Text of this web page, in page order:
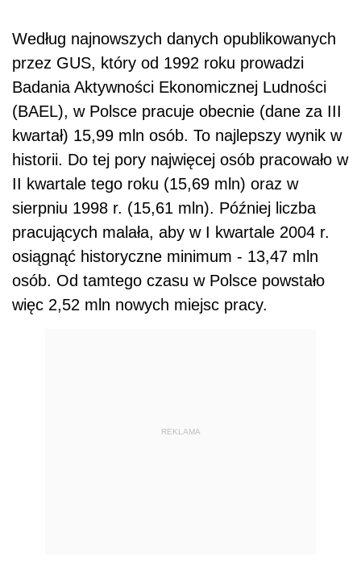
Według najnowszych danych opublikowanych
przez GUS, który od 1992 roku prowadzi
Badania Aktywności Ekonomicznej Ludności
(BAEL), w Polsce pracuje obecnie (dane za III
kwartał) 15,99 mln osób. To najlepszy wynik w
historii. Do tej pory najwięcej osób pracowało w
II kwartale tego roku (15,69 mln) oraz w
sierpniu 1998 r. (15,61 mln). Później liczba
pracujących malała, aby w I kwartale 2004 r.
osiągnąć historyczne minimum - 13,47 mln
osób. Od tamtego czasu w Polsce powstało
więc 2,52 mln nowych miejsc pracy.
REKLAMA